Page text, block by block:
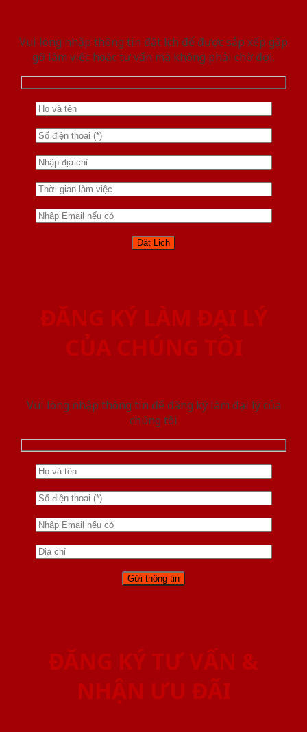
Vui lòng nhập thông tin đặt lịch để được sắp xếp gặp
gỡ làm việc hoăc tư vấn mà không phải chờ đợi.
ĐĂNG KÝ LÀM ĐẠI LÝ
CỦA CHÚNG TÔI
Vui lòng nhập thông tin để đăng ký làm đại lý của
chúng tôi
ĐĂNG KÝ TƯ VẤN &
NHẬN ƯU ĐÃI